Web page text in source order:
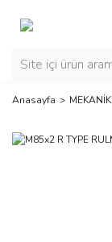
Anasayfa MEKANİK